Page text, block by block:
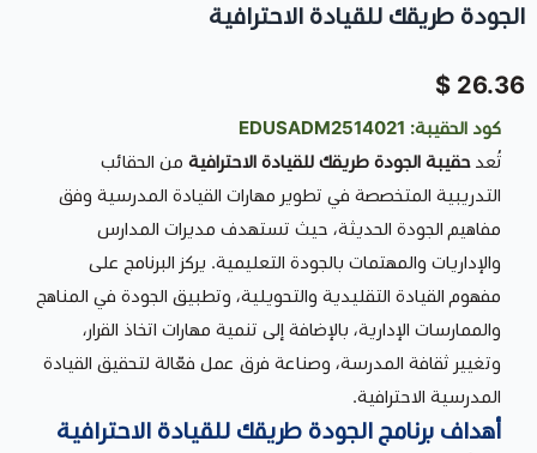
الجودة طريقك للقيادة الاحترافية
26.36 $
كود الحقيبة: EDUSADM2514021
تُعدحقيبة الجودة طريقك للقيادة الاحترافية من الحقائب
التدريبية المتخصصة في تطوير مهارات القيادة المدرسية وفق
مفاهيم الجودة الحديثة، حيث تستهدف مديرات المدارس
والإداريات والمهتمات بالجودة التعليمية. يركز البرنامج على
مفهوم القيادة التقليدية والتحويلية، وتطبيق الجودة في المناهج
والممارسات الإدارية، بالإضافة إلى تنمية مهارات اتخاذ القرار،
وتغيير ثقافة المدرسة، وصناعة فرق عمل فعّالة لتحقيق القيادة
المدرسية الاحترافية.
أهداف برنامج الجودة طريقك للقيادة الاحترافية